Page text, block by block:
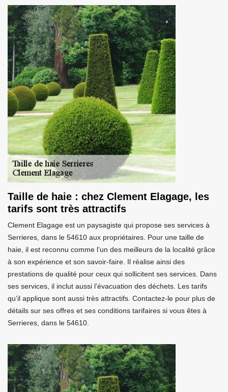
Taille de haie : chez Clement Elagage, les
tarifs sont très attractifs
Clement Elagage est un paysagiste qui propose ses services à
Serrieres, dans le 54610 aux propriétaires. Pour une taille de
haie, il est reconnu comme l’un des meilleurs de la localité grâce
à son expérience et son savoir-faire. Il réalise ainsi des
prestations de qualité pour ceux qui sollicitent ses services. Dans
ses services, il inclut aussi l’évacuation des déchets. Les tarifs
qu’il applique sont aussi très attractifs. Contactez-le pour plus de
détails sur ses offres et ses conditions tarifaires si vous êtes à
Serrieres, dans le 54610.